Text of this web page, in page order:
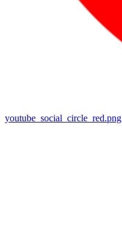
youtube_social_circle_red.png